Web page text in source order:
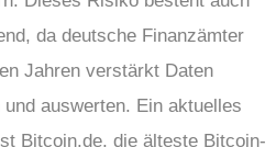
da deutsche Finanzämter
Jahren verstärkt Daten
und auswerten. Ein aktuelles
Bitcoin.de, die älteste Bitcoin-